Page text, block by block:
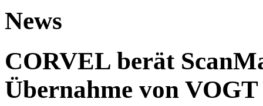
News
CORVEL berät
Übernahme von